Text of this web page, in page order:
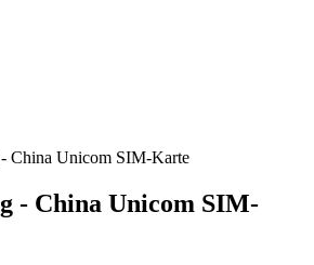
China Unicom SIM-Karte
- China Unicom SIM-